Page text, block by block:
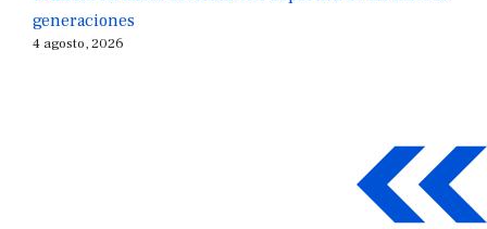
generaciones
4 agosto, 2026